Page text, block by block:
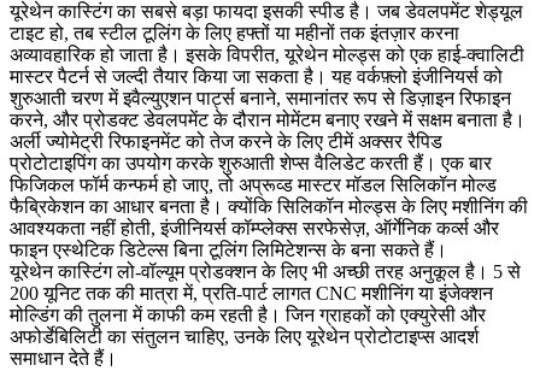
यूरेथेन कास्टिंग का सबसे बड़ा फायदा इसकी स्पीड है। जब डेवलपमेंट शेड्यूल
टाइट हो, तब स्टील टूलिंग के लिए हफ्तों या महीनों तक इंतज़ार करना
अव्यावहारिक हो जाता है। इसके विपरीत, यूरेथेन मोल्ड्स को एक हाई-क्वालिटी
मास्टर पैटर्न से जल्दी तैयार किया जा सकता है। यह वर्कफ़्लो इंजीनियर्स को
शुरुआती चरण में इवैल्युएशन पार्ट्स बनाने, समानांतर रूप से डिज़ाइन रिफाइन
करने, और प्रोडक्ट डेवलपमेंट के दौरान मोमेंटम बनाए रखने में सक्षम बनाता है।
अर्ली ज्योमेट्री रिफाइनमेंट को तेज करने के लिए टीमें अक्सररैपिड
प्रोटोटाइपिंगका उपयोग करके शुरुआती शेप्स वैलिडेट करती हैं। एक बार
फिजिकल फॉर्म कन्फर्म हो जाए, तो अप्रूव्ड मास्टर मॉडल सिलिकॉन मोल्ड
फैब्रिकेशन का आधार बनता है। क्योंकि सिलिकॉन मोल्ड्स के लिए मशीनिंग की
आवश्यकता नहीं होती, इंजीनियर्स कॉम्प्लेक्स सरफेसेज़, ऑर्गेनिक कर्व्स और
फाइन एस्थेटिक डिटेल्स बिना टूलिंग लिमिटेशन्स के बना सकते हैं।
यूरेथेन कास्टिंग लो-वॉल्यूम प्रोडक्शन के लिए भी अच्छी तरह अनुकूल है। 5 से
200 यूनिट तक की मात्रा में, प्रति-पार्ट लागत CNC मशीनिंग या इंजेक्शन
मोल्डिंग की तुलना में काफी कम रहती है। जिन ग्राहकों को एक्युरेसी और
अफोर्डेबिलिटी का संतुलन चाहिए, उनके लिए यूरेथेन प्रोटोटाइप्स आदर्श
समाधान देते हैं।